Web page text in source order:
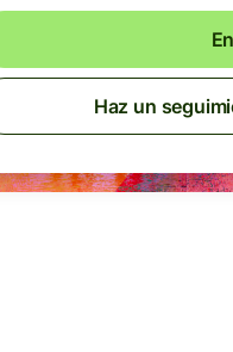
Haz un